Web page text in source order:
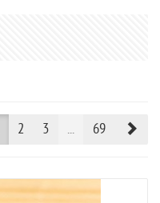
2 3 ... 69